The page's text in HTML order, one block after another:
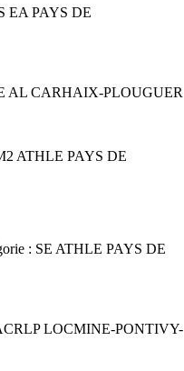
EA PAYS DE
AL CARHAIX-PLOUGUER
ATHLE PAYS DE
: SE ATHLE PAYS DE
LOCMINE-PONTIVY-